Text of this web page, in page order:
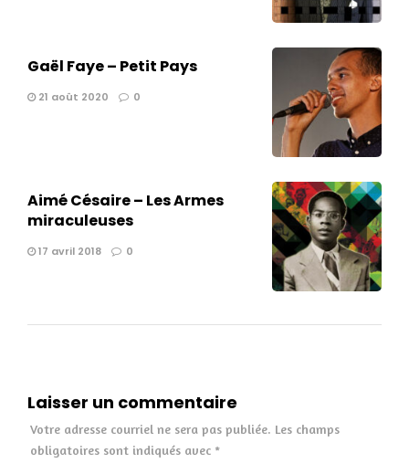
Gaël Faye – Petit Pays
21 août 2020 0
Aimé Césaire – Les Armes
miraculeuses
17 avril 2018 0
Laisser un commentaire
Votre adresse courriel ne sera pas publiée. Les champs
obligatoires sont indiqués avec *